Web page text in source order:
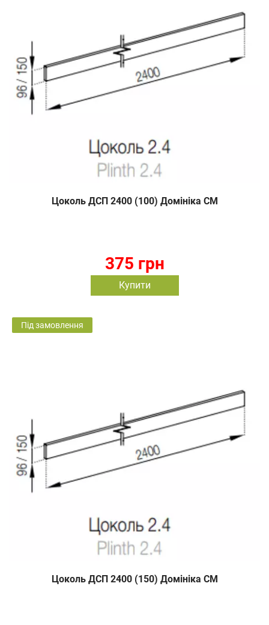
Цоколь ДСП 2400 (100) Домініка СМ
375 грн
Купити
Під замовлення
Цоколь ДСП 2400 (150) Домініка СМ